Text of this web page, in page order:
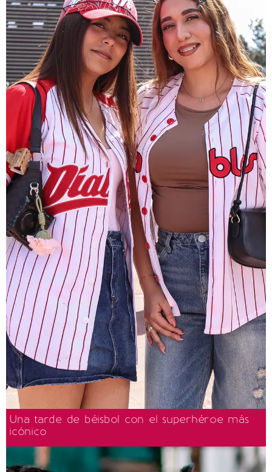
Una tarde de béisbol con el superhéroe más
icónico